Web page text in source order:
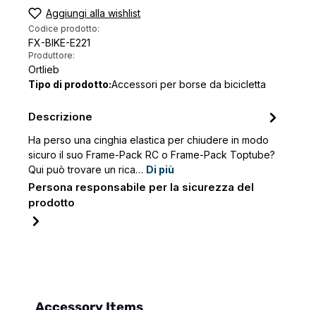
Aggiungi alla wishlist
Codice prodotto:
FX-BIKE-E221
Produttore:
Ortlieb
Tipo di prodotto:Accessori per borse da bicicletta
Descrizione
Ha perso una cinghia elastica per chiudere in modo
sicuro il suo Frame-Pack RC o Frame-Pack Toptube?
Qui può trovare un rica… Di più
Persona responsabile per la sicurezza del
prodotto
Salta la galleria dei prodotti